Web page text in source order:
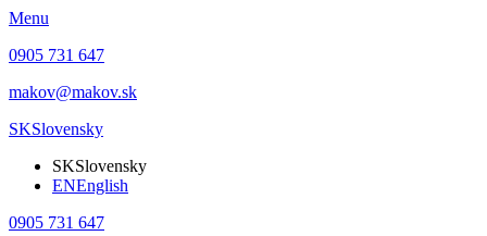
Menu
0905 731 647
makov@makov.sk
SKSlovensky
SKSlovensky
ENEnglish
0905 731 647